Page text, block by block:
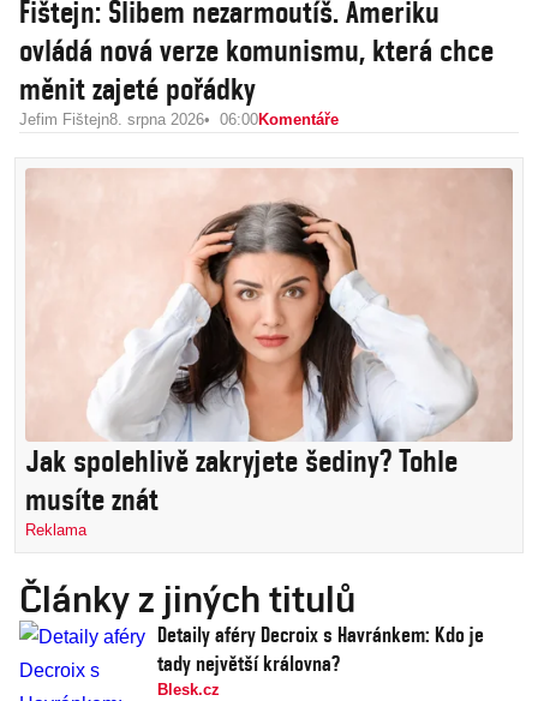
Fištejn: Slibem nezarmoutíš. Ameriku
ovládá nová verze komunismu, která chce
měnit zajeté pořádky
Jefim Fištejn8. srpna 2026 06:00Komentáře
Jak spolehlivě zakryjete šediny? Tohle
musíte znát
Reklama
Články z jiných titulů
Detaily aféry Decroix s Havránkem: Kdo je
tady největší královna?
Blesk.cz